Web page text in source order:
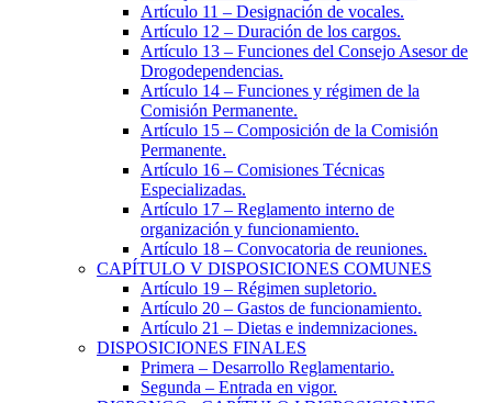
Artículo 11 – Designación de vocales.
Artículo 12 – Duración de los cargos.
Artículo 13 – Funciones del Consejo Asesor de
Drogodependencias.
Artículo 14 – Funciones y régimen de la
Comisión Permanente.
Artículo 15 – Composición de la Comisión
Permanente.
Artículo 16 – Comisiones Técnicas
Especializadas.
Artículo 17 – Reglamento interno de
organización y funcionamiento.
Artículo 18 – Convocatoria de reuniones.
CAPÍTULO V DISPOSICIONES COMUNES
Artículo 19 – Régimen supletorio.
Artículo 20 – Gastos de funcionamiento.
Artículo 21 – Dietas e indemnizaciones.
DISPOSICIONES FINALES
Primera – Desarrollo Reglamentario.
Segunda – Entrada en vigor.